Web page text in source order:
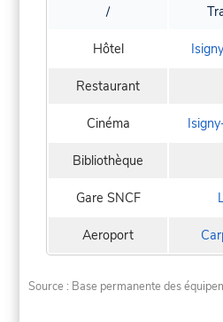
/
Hôtel
Restaurant
Cinéma
Bibliothèque
Gare SNCF
Aeroport
Source : Base permanente des